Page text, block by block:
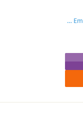
الطفل الذكي عاطفياً | ‎The Emotionally Intelligent Child